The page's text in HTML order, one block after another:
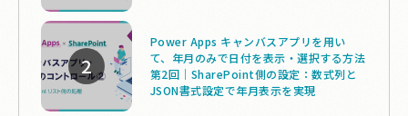
Power Apps キャンバスアプリを用い
て、年月のみで日付を表示・選択する方法
第2回｜SharePoint側の設定：数式列と
JSON書式設定で年月表示を実現